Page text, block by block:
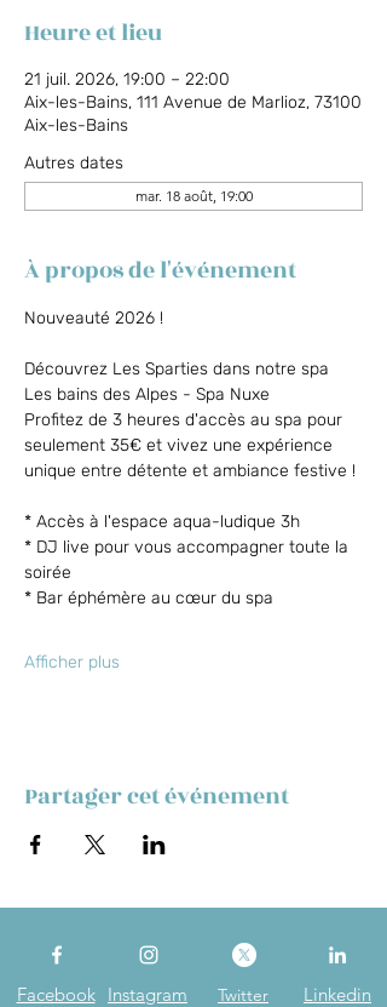
Heure et lieu
21 juil. 2026, 19:00 – 22:00
Aix-les-Bains, 111 Avenue de Marlioz, 73100
Aix-les-Bains
Autres dates
mar. 18 août, 19:00
À propos de l'événement
Nouveauté 2026 !
Découvrez Les Sparties dans notre spa
Les bains des Alpes - Spa Nuxe
Profitez de 3 heures d'accès au spa pour
seulement 35€ et vivez une expérience
unique entre détente et ambiance festive !
* Accès à l'espace aqua-ludique 3h
* DJ live pour vous accompagner toute la
soirée
* Bar éphémère au cœur du spa
Afficher plus
Partager cet événement
Instagram
Facebook Linkedin
Twitter